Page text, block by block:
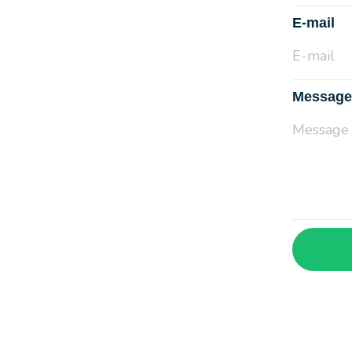
E-mail
Message